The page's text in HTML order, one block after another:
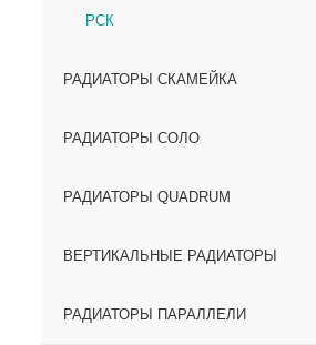
РСК
РАДИАТОРЫ СКАМЕЙКА
РАДИАТОРЫ СОЛО
РАДИАТОРЫ QUADRUM
ВЕРТИКАЛЬНЫЕ РАДИАТОРЫ
РАДИАТОРЫ ПАРАЛЛЕЛИ